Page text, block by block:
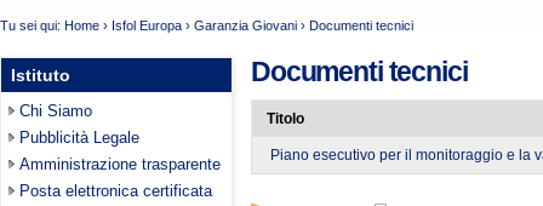
Tu sei qui: Home › Isfol Europa › Garanzia Giovani › Documenti tecnici
Istituto
Chi Siamo
Pubblicità Legale
Amministrazione trasparente
Posta elettronica certificata
Documenti tecnici
Titolo
Piano esecutivo per il monitoraggio e la